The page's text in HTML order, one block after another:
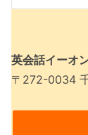
英会話イーオ
〒272-0034